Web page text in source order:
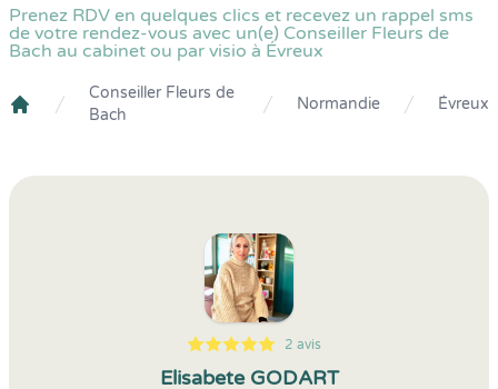
Prenez RDV en quelques clics et recevez un rappel sms
de votre rendez-vous avec un(e) Conseiller Fleurs de
Bach au cabinet ou par visio à Évreux
Crenolibre
Conseiller Fleurs de
Bach
Normandie Évreux
5
1
5
2 2 avis
Elisabete GODART